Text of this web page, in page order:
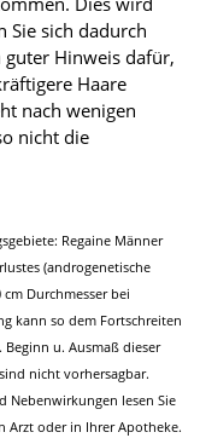
Sie sich dadurch
Hinweis dafür,
Haare
nach wenigen
nicht die
Regaine Männer
(androgenetische
Durchmesser bei
kann so dem Fortschreiten
u. Ausmaß dieser
nicht vorhersagbar.
Nebenwirkungen lesen Sie
Arzt oder in Ihrer Apotheke.